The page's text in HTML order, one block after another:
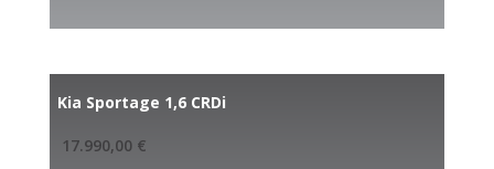
Kia Sportage 1,6 CRDi
17.990,00 €